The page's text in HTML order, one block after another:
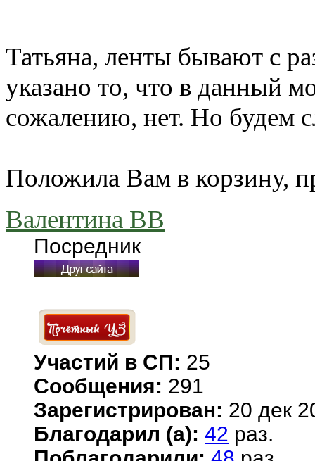
Татьяна, ленты бывают с
указано то, что в данный
сожалению, нет. Но будем
Положила Вам в корзину,
Валентина ВВ
Посредник
Участий в СП: 25
Сообщения: 291
Зарегистрирован: 20 дек
Благодарил (а): 42 раз.